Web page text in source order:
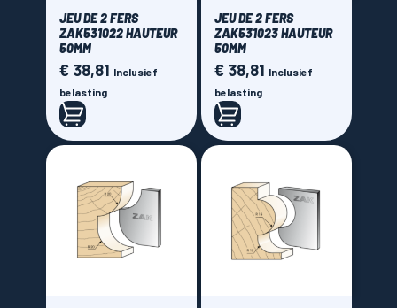
JEU DE 2 FERS
ZAK531022 HAUTEUR
50MM
Prijs
€ 38,81 Inclusief
belasting
JEU DE 2 FERS
ZAK531023 HAUTEUR
50MM
Prijs
€ 38,81 Inclusief
belasting